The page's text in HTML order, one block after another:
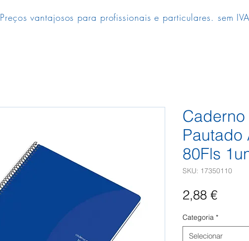
Preços vantajosos para profissionais e particulares. sem
Pautado
80Fls
SKU: 17350110
2,88 €Preço
Categoria *
Selecionar